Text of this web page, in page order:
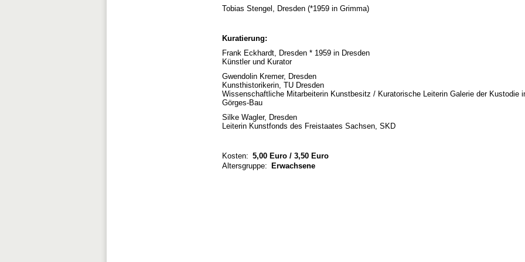
Tobias Stengel, Dresden (*1959 in Grimma)
Kuratierung:
Frank Eckhardt, Dresden * 1959 in Dresden
Künstler und Kurator
Gwendolin Kremer, Dresden
Kunsthistorikerin, TU Dresden
Wissenschaftliche Mitarbeiterin Kunstbesitz / Kuratorische Leiterin Galerie der Kustodie
Görges-Bau
Silke Wagler, Dresden
Leiterin Kunstfonds des Freistaates Sachsen, SKD
Kosten: 5,00 Euro / 3,50 Euro
Altersgruppe:
Erwachsene